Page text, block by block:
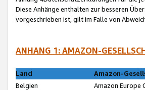
Diese Anhänge enthalten zur besseren
vorgeschrieben ist, gilt im Falle von
ANHANG 1: AMAZON-
Land
Amazon-
Belgien
Amazon Europe